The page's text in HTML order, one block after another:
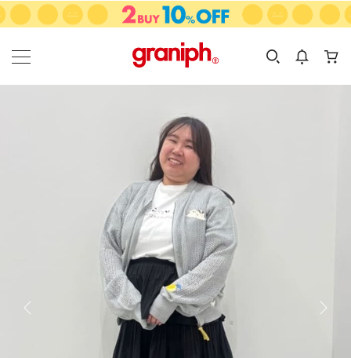
カテゴリーから探す
KIDS
カテゴリ
サイズ